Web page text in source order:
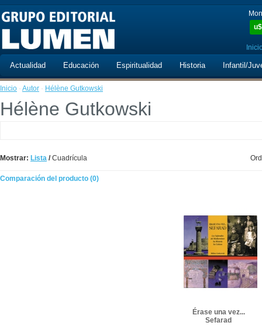
u$
Actualidad Educación Espiritualidad Historia Infantil/
Inicio · Autor · Hélène Gutkowski
Hélène Gutkowski
Mostrar: Lista /Cuadrícula
Comparación del producto (0)
Érase una vez...
Sefarad